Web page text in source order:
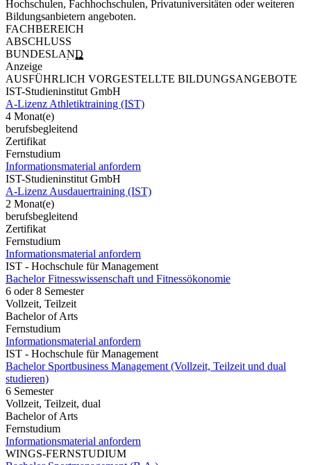
Hochschulen, Fachhochschulen, Privatuniversitäten oder weiteren
Bildungsanbietern angeboten.
FACHBEREICH
ABSCHLUSS
BUNDESLAND
Anzeige
AUSFÜHRLICH VORGESTELLTE BILDUNGSANGEBOTE
IST-Studieninstitut GmbH
A-Lizenz Athletiktraining (IST)
4 Monat(e)
berufsbegleitend
Zertifikat
Fernstudium
Informationsmaterial anfordern
IST-Studieninstitut GmbH
A-Lizenz Ausdauertraining (IST)
2 Monat(e)
berufsbegleitend
Zertifikat
Fernstudium
Informationsmaterial anfordern
IST - Hochschule für Management
Bachelor Fitnesswissenschaft und Fitnessökonomie
6 oder 8 Semester
Vollzeit, Teilzeit
Bachelor of Arts
Fernstudium
Informationsmaterial anfordern
IST - Hochschule für Management
Bachelor Sportbusiness Management (Vollzeit, Teilzeit und dual
studieren)
6 Semester
Vollzeit, Teilzeit, dual
Bachelor of Arts
Fernstudium
Informationsmaterial anfordern
WINGS-FERNSTUDIUM